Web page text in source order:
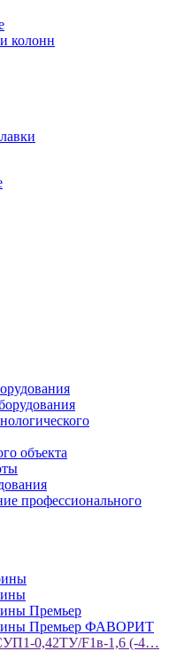
колонн
объекта
профессионального
Премьер
Премьер ФАВОРИТ
0,42ТУ/F1в-1,6 (-4…